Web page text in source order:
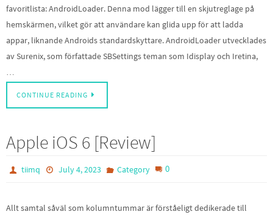
favoritlista: AndroidLoader. Denna mod lägger till en skjutreglage på
hemskärmen, vilket gör att användare kan glida upp för att ladda
appar, liknande Androids standardskyttare. AndroidLoader utvecklades
av Surenix, som författade SBSettings teman som Idisplay och Iretina,
…
CONTINUE READING
Apple iOS 6 [Review]
tiimq July 4, 2023 Category 0
Allt samtal såväl som kolumntummar är förståeligt dedikerade till